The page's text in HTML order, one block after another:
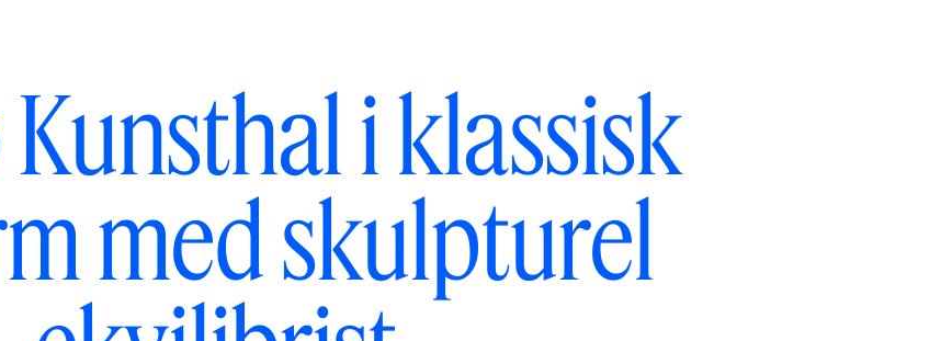
i klassisk
med skulpturel